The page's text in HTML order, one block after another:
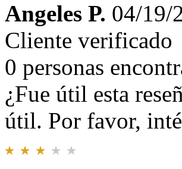
Angeles P. 04/19/
Cliente verificado
0 personas
¿Fue útil esta
útil. Por favor,